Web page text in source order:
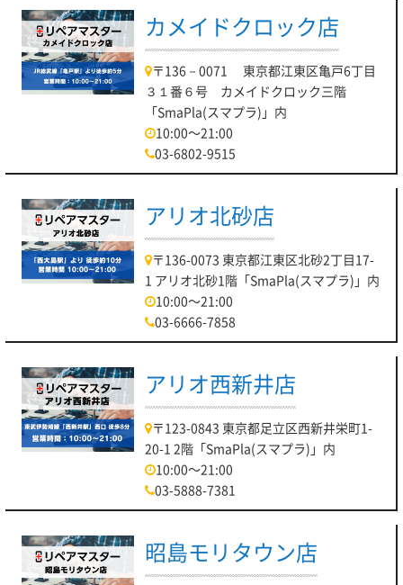
カメイドクロック店
〒136－0071 東京都江東区亀戸6丁目
３１番６号 カメイドクロック三階
「SmaPla(スマプラ)」内
10:00～21:00
03-6802-9515
アリオ北砂店
〒136-0073 東京都江東区北砂2丁目17-
1 アリオ北砂1階「SmaPla(スマプラ)」内
10:00～21:00
03-6666-7858
アリオ西新井店
〒123-0843 東京都足立区西新井栄町1-
20-1 2階「SmaPla(スマプラ)」内
10:00～21:00
03-5888-7381
昭島モリタウン店